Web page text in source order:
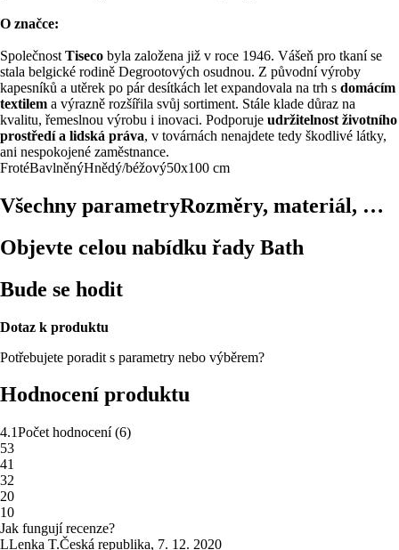
O značce:
Společnost Tiseco byla založena již v roce 1946. Vášeň pro tkaní se
stala belgické rodině Degrootových osudnou. Z původní výroby
kapesníků a utěrek po pár desítkách let expandovala na trh s domácím
textilem a výrazně rozšířila svůj sortiment. Stále klade důraz na
kvalitu, řemeslnou výrobu i inovaci. Podporuje udržitelnost životního
prostředí a lidská práva, v továrnách nenajdete tedy škodlivé látky,
ani nespokojené zaměstnance.
FrotéBavlněnýHnědý/béžový50x100 cm
Všechny parametryRozměry, materiál, …
Objevte celou nabídku řady Bath
Bude se hodit
Dotaz k produktu
Potřebujete poradit s parametry nebo výběrem?
Hodnocení produktu
4.1Počet hodnocení(6)
53
41
32
20
10
Jak fungují recenze?
LLenka T.Česká republika, 7. 12. 2020